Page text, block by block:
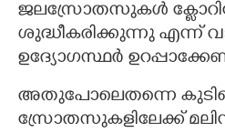
ജലസ്രോതസുകൾ
ശുദ്ധീകരിക്കുന്നു എന്ന്
ഉദ്യോഗസ്ഥർ
അതുപോലെതന്നെ
സ്രോതസുകളിലേക്ക്